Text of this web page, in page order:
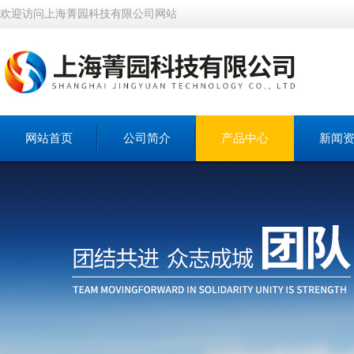
欢迎访问上海菁园科技有限公司网站
网站首页 公司简介 产品中心 新闻